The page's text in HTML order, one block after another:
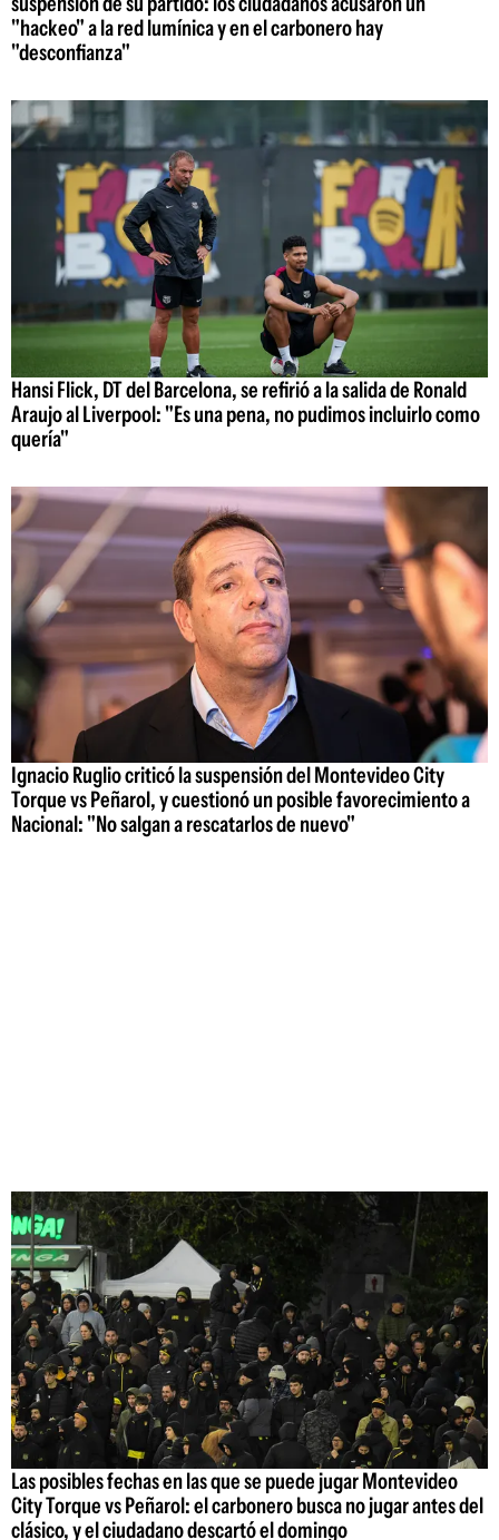
"hackeo" a la red lumínica y en el carbonero hay
"desconfianza"
Hansi Flick, DT del Barcelona, se refirió a la salida de Ronald
Araujo al Liverpool: "Es una pena, no pudimos incluirlo como
quería"
Ignacio Ruglio criticó la suspensión del Montevideo City
Torque vs Peñarol, y cuestionó un posible favorecimiento a
Nacional: "No salgan a rescatarlos de nuevo"
Las posibles fechas en las que se puede jugar Montevideo
City Torque vs Peñarol: el carbonero busca no jugar antes del
clásico, y el ciudadano descartó el domingo